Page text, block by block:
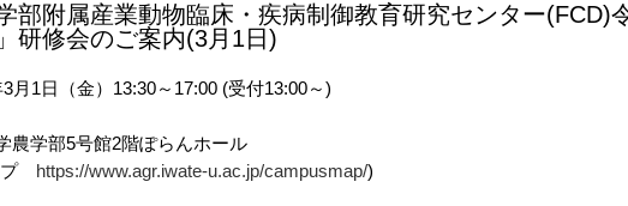
部附属産業動物臨床・疾病制御教育研究センター(FCD)
研修会のご案内(3月1日)
1日（金）13:30～17:00 (受付13:00～)
学部5号館2階ぽらんホール
プ
https://www.agr.iwate-u.ac.jp/campusmap/)